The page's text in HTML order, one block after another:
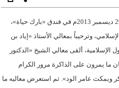
في حفل الوفاء والتكريم الذي نظمته الأمانة العامة لمنظمة التعاون الإسلامي مساء الأحد 25 صفر 1435هـ الموافق 29 ديسمبر 2013م في فندق «بارك حياة»،
وترحيباً بمعالي الأستاذ «إياد بن
ألقى معالي الشيخ «الدكتور
ما يمرون على الذاكرة مرور الكرام
ويمكث عامر الود». ثم استعرض معاليه ما